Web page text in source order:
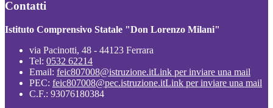
Contatti
Istituto Comprensivo Statale "Don Lorenzo Milani"
via Pacinotti, 48 - 44123 Ferrara
Tel: 0532 62214
Email: feic807008@istruzione.itLink per inviare una mail
PEC: feic807008@pec.istruzione.itLink per inviare una mail
C.F.: 93076180384